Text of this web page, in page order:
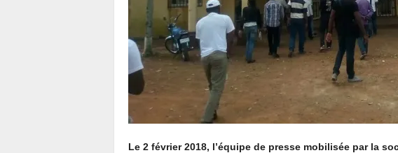
Le 2 février 2018, l’équipe de presse mobilisée par la